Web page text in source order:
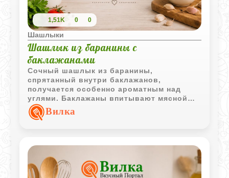
1,51K 0 0
Шашлыки
Шашлык из баранины с
баклажанами
Сочный шашлык из баранины,
спрятанный внутри баклажанов,
получается особенно ароматным над
углями. Баклажаны впитывают мясной
сок и дымный аромат, а сама подача
выглядит необычно и очень по-
Вилка